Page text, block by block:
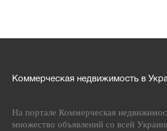
Коммерческая недвижимость в
На портале Коммерческая
множество объявлений со всей